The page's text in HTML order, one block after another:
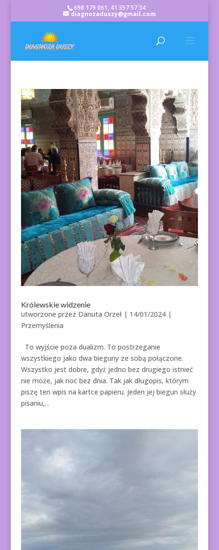
698 179 061, 41 357 57 34
diagnozaduszy@gmail.com
Królewskie widzenie
utworzone przez Danuta Orzeł| 14/01/2024|
Przemyślenia
To wyjście poza dualizm. To postrzeganie
wszystkiego jako dwa bieguny ze sobą połączone.
Wszystko jest dobre, gdyż jedno bez drugiego istnieć
nie może, jak noc bez dnia. Tak jak długopis, którym
piszę ten wpis na kartce papieru. Jeden jej biegun służy
pisaniu,...